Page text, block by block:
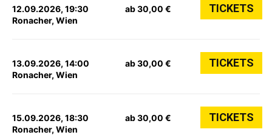
12.09.2026, 19:30
Ronacher, Wien
ab 30,00 € TICKETS
13.09.2026, 14:00
Ronacher, Wien
ab 30,00 € TICKETS
15.09.2026, 18:30
Ronacher, Wien
ab 30,00 € TICKETS